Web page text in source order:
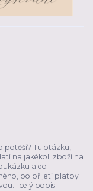
potěší? Tu otázku,
na jakékoli zboží na
a do
po přijetí platby
celý popis